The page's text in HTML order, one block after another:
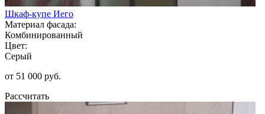
Шкаф-купе Иего
Материал фасада:
Комбинированный
Цвет:
Серый
от 51 000 руб.
Рассчитать